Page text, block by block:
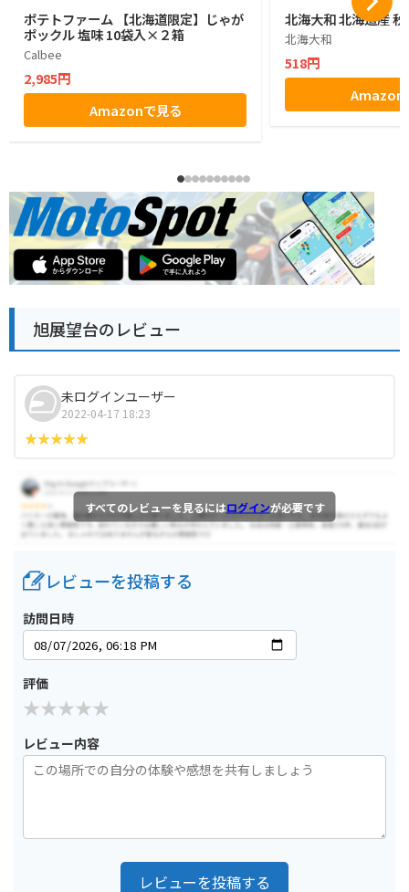
ポテトファーム 【北海道限定】じゃが
ポックル 塩味 10袋入×２箱
Calbee
2,985円
Amazonで見る
北海大和 北海道産
北海大和
518円
Amazon
旭展望台のレビュー
未ログインユーザー
2022-04-17 18:23
すべてのレビューを見るにはログインが必要です
レビューを投稿する
訪問日時
評価
レビュー内容
レビューを投稿する